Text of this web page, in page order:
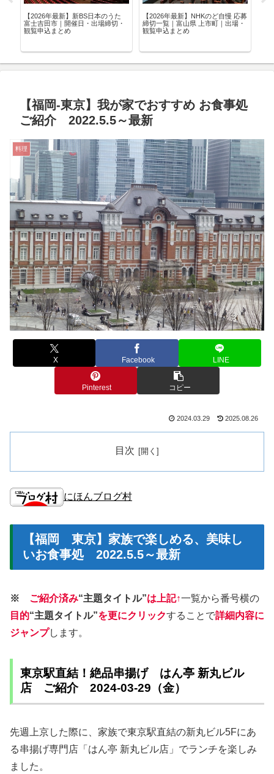
【2026年最新】新BS日本のうた
富士吉田市｜開催日・出場締切・
観覧申込まとめ
【2026年最新】NHKのど自慢 応募
締切一覧｜富山県 上市町｜出場・
観覧申込まとめ
【福岡-東京】我が家でおすすめ お食事処
ご紹介 2022.5.5～最新
料理
X Facebook LINE
Pinterest コピー
2024.03.29 2025.08.26
目次
にほんブログ村
【福岡 東京】家族で楽しめる、美味し
いお食事処 2022.5.5～最新
※ ご紹介済み“主題タイトル”は上記↑一覧から番号横の
目的“主題タイトル”を更にクリックすることで詳細内容に
ジャンプします。
東京駅直結！絶品串揚げ はん亭 新丸ビル
店 ご紹介 2024-03-29（金）
先週上京した際に、家族で東京駅直結の新丸ビル5Fにあ
る串揚げ専門店「はん亭 新丸ビル店」でランチを楽しみ
ました。